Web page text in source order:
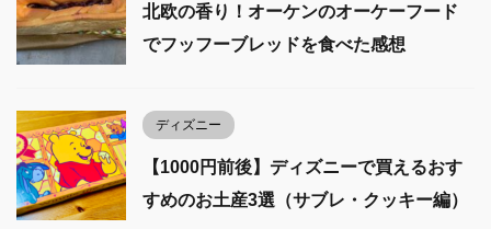
北欧の香り！オーケンのオーケーフード
でフッフーブレッドを食べた感想
ディズニー
【1000円前後】ディズニーで買えるおす
すめのお土産3選（サブレ・クッキー編）